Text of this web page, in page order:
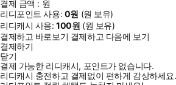
결제 금액 : 원
리디포인트 사용: 0원 (원 보유)
리디캐시 사용:100원 (원 보유)
결제하고 바로보기 결제하고 다음에 보기
결제하기
닫기
결제 가능한 리디캐시, 포인트가 없습니다.
리디캐시 충전하고 결제없이 편하게 감상하세요.